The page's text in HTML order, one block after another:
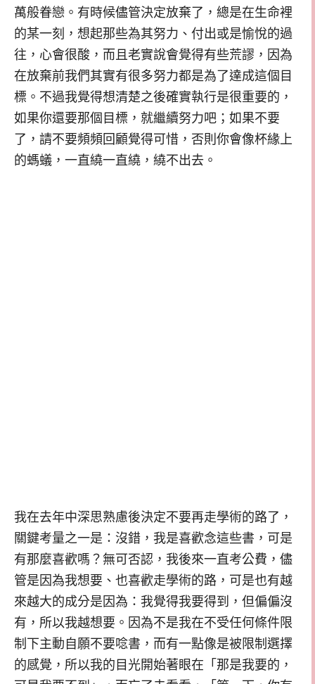
萬般眷戀。有時候儘管決定放棄了，總是在生命裡
的某一刻，想起那些為其努力、付出或是愉悅的過
往，心會很酸，而且老實說會覺得有些荒謬，因為
在放棄前我們其實有很多努力都是為了達成這個目
標。不過我覺得想清楚之後確實執行是很重要的，
如果你還要那個目標，就繼續努力吧；如果不要
了，請不要頻頻回顧覺得可惜，否則你會像杯緣上
的螞蟻，一直繞一直繞，繞不出去。
我在去年中深思熟慮後決定不要再走學術的路了，
關鍵考量之一是：沒錯，我是喜歡念這些書，可是
有那麼喜歡嗎？無可否認，我後來一直考公費，儘
管是因為我想要、也喜歡走學術的路，可是也有越
來越大的成分是因為：我覺得我要得到，但偏偏沒
有，所以我越想要。因為不是我在不受任何條件限
制下主動自願不要唸書，而有一點像是被限制選擇
的感覺，所以我的目光開始著眼在「那是我要的，